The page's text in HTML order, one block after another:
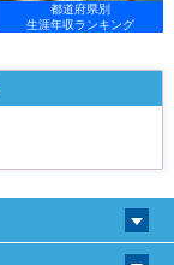
都道府県別
生涯年収ランキング